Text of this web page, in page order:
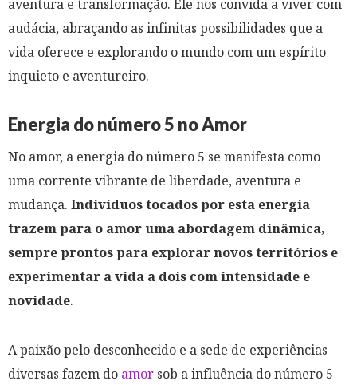
aventura e transformação. Ele nos convida a viver com
audácia, abraçando as infinitas possibilidades que a
vida oferece e explorando o mundo com um espírito
inquieto e aventureiro.
Energia do número 5 no Amor
No amor, a energia do número 5 se manifesta como
uma corrente vibrante de liberdade, aventura e
mudança. Indivíduos tocados por esta energia
trazem para o amor uma abordagem dinâmica,
sempre prontos para explorar novos territórios e
experimentar a vida a dois com intensidade e
novidade.
A paixão pelo desconhecido e a sede de experiências
diversas fazem do amor sob a influência do número 5